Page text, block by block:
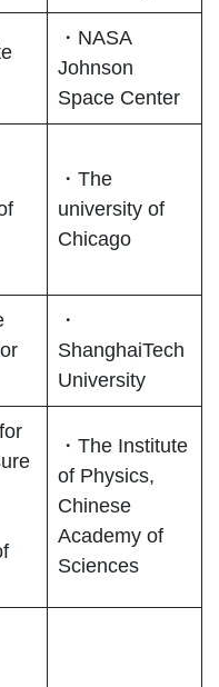
・NASA
Johnson
Space Center
・The
university of
Chicago
・
ShanghaiTech
University
・The Institute
of Physics,
Chinese
Academy of
Sciences